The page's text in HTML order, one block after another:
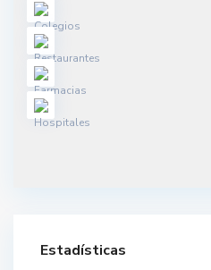
Estadísticas